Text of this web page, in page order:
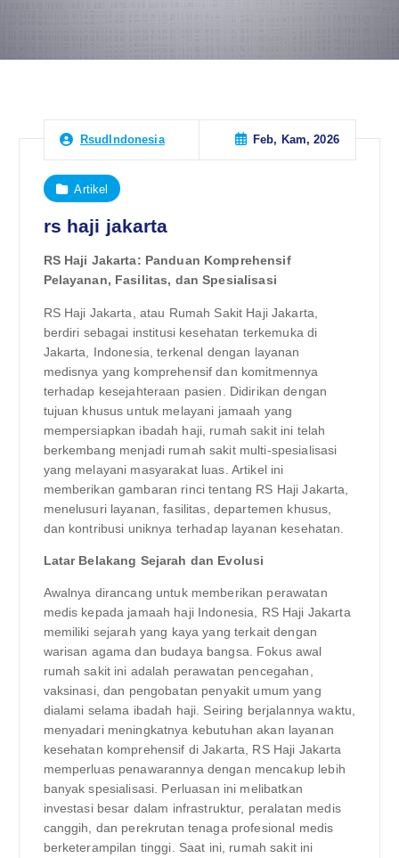
RsudIndonesia Feb, Kam, 2026
Artikel
rs haji jakarta
RS Haji Jakarta: Panduan Komprehensif
Pelayanan, Fasilitas, dan Spesialisasi
RS Haji Jakarta, atau Rumah Sakit Haji Jakarta,
berdiri sebagai institusi kesehatan terkemuka di
Jakarta, Indonesia, terkenal dengan layanan
medisnya yang komprehensif dan komitmennya
terhadap kesejahteraan pasien. Didirikan dengan
tujuan khusus untuk melayani jamaah yang
mempersiapkan ibadah haji, rumah sakit ini telah
berkembang menjadi rumah sakit multi-spesialisasi
yang melayani masyarakat luas. Artikel ini
memberikan gambaran rinci tentang RS Haji Jakarta,
menelusuri layanan, fasilitas, departemen khusus,
dan kontribusi uniknya terhadap layanan kesehatan.
Latar Belakang Sejarah dan Evolusi
Awalnya dirancang untuk memberikan perawatan
medis kepada jamaah haji Indonesia, RS Haji Jakarta
memiliki sejarah yang kaya yang terkait dengan
warisan agama dan budaya bangsa. Fokus awal
rumah sakit ini adalah perawatan pencegahan,
vaksinasi, dan pengobatan penyakit umum yang
dialami selama ibadah haji. Seiring berjalannya waktu,
menyadari meningkatnya kebutuhan akan layanan
kesehatan komprehensif di Jakarta, RS Haji Jakarta
memperluas penawarannya dengan mencakup lebih
banyak spesialisasi. Perluasan ini melibatkan
investasi besar dalam infrastruktur, peralatan medis
canggih, dan perekrutan tenaga profesional medis
berketerampilan tinggi. Saat ini, rumah sakit ini